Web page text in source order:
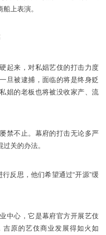
上表演。
起来，对私娼艺伎的打击力度
旦被逮捕，面临的将是终身贬
娼的老板也将被没收家产、流
禁不止。幕府的打击无论多严
关的办法。
反思，他们希望通过“开源”缓
中心，它是幕府官方开展艺伎
原的艺伎商业发展得如火如